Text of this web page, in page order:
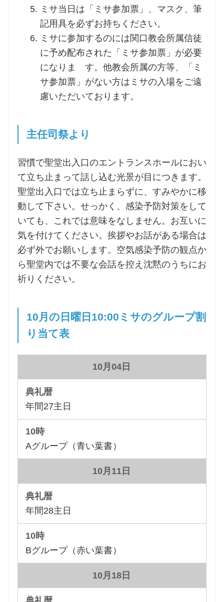
ミサ当日は「ミサ参加票」、マスク、筆
記用具を必ずお持ちください。
ミサに参加するのには関口教会所属信徒
に予め配布された「ミサ参加票」が必要
になりま す。他教会所属の方等、「ミ
サ参加票」がない方はミサの入場をご遠
慮いただいております。
主任司祭より
習慣で聖堂出入口のエントランスホールにおい
て立ち止まって話し込む光景が目につきます。
聖堂出入口では立ち止まらずに、すみやかに移
動して下さい。せっかく、感染予防対策をして
いても、これでは意味をなしません。お互いに
気を付けてください。挨拶やお話がある場合は
必ず外でお願いします。空気感染予防の観点か
ら聖堂内では不要な会話を控え沈黙のうちにお
祈りください。
10月の日曜日10:00ミサのグループ割
り当て表
10月04日
年間27主日
Aグループ（青い葉書）
10月11日
年間28主日
Bグループ（赤い葉書）
10月18日